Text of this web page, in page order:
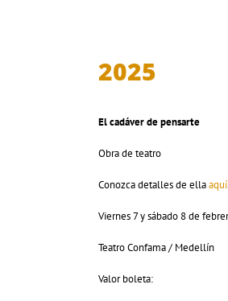
2025
El cadáver de pensarte
Obra de teatro
Conozca detalles de ellaaquí.
Viernes 7 y sábado 8 de
Teatro Confama / Medellín
Valor boleta: